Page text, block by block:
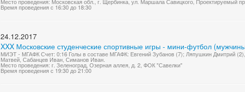
Время проведения с 16:30 до 18:30
24.12.2017
XXX Московские студенческие спортивные игры - мини-футбол
МИЭТ - МГАФК Счет: 0:16 Голы в составе МГАФК: Евгений Зубанов (7); Ляпушкин Дмитрий
Матвей, Сабанцев Иван, Симанов Иван.
Место проведения: г. Зеленоград, Озерная аллея, д. 2, ФОК "Савелки"
Время проведения с 19:30 до 21:00